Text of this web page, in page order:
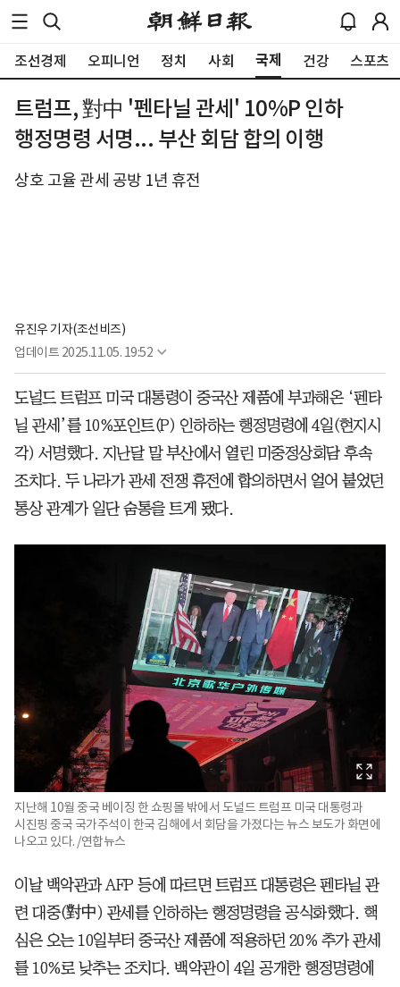
조선경제 오피니언 정치 사회 국제 건강 스포츠
트럼프, 對中 '펜타닐 관세' 10%P 인하
행정명령 서명... 부산 회담 합의 이행
상호 고율 관세 공방 1년 휴전
유진우 기자(조선비즈)
업데이트 2025.11.05. 19:52
도널드 트럼프 미국 대통령이 중국산 제품에 부과해온 ‘펜타
닐 관세’를 10%포인트(P) 인하하는 행정명령에 4일(현지시
각) 서명했다. 지난달 말 부산에서 열린 미중정상회담 후속
조치다. 두 나라가 관세 전쟁 휴전에 합의하면서 얼어 붙었던
통상 관계가 일단 숨통을 트게 됐다.
지난해 10월 중국 베이징 한 쇼핑몰 밖에서 도널드 트럼프 미국 대통령과
시진핑 중국 국가주석이 한국 김해에서 회담을 가졌다는 뉴스 보도가 화면에
나오고 있다. /연합뉴스
이날 백악관과 AFP 등에 따르면 트럼프 대통령은 펜타닐 관
련 대중(對中) 관세를 인하하는 행정명령을 공식화했다. 핵
심은 오는 10일부터 중국산 제품에 적용하던 20% 추가 관세
를 10%로 낮추는 조치다. 백악관이 4일 공개한 행정명령에